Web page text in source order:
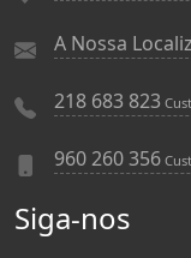
A Nossa
218 683 823
960 260 356
Siga-nos